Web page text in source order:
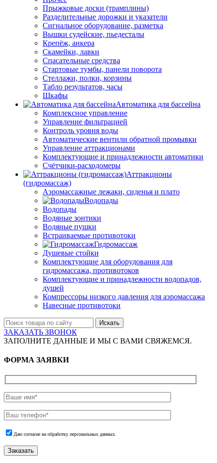
Прыжковые доски (трамплины)
Разделительные дорожки и указатели
Cигнальное оборудование, разметка
Вышки судейские, пьедесталы
Крепёж, анкера
Скамейки, лавки
Спасательные средства
Стартовые тумбы, панели поворота
Стеллажи, полки, корзины
Табло результатов, часы
Шкафы
Автоматика для бассейна
Комплексное управление
Управление фильтрацией
Контроль уровня воды
Автоматические вентили обратной промывки
Управление аттракционами
Комплектующие и принадлежности автоматики
Счётчики-расходомеры
Аттракционы
(гидромассаж)
Аэромассажные лежаки, сиденья и плато
Водопады
Водопады
Водяные зонтики
Водяные пушки
Встраиваемые противотоки
Гидромассаж
Душевые стойки
Комплектующие для оборудования для
гидромассажа, противотоков
Комплектующие и принадлежности водопадов,
душей
Компрессоры низкого давления для аэромассажа
Навесные противотоки
Искать
ЗАКАЗАТЬ ЗВОНОК
ЗАПОЛНИТЕ ДАННЫЕ И МЫ С ВАМИ СВЯЖЕМСЯ.
ФОРМА ЗАЯВКИ
Даю согласие на обработку персональных данных.
Заказать